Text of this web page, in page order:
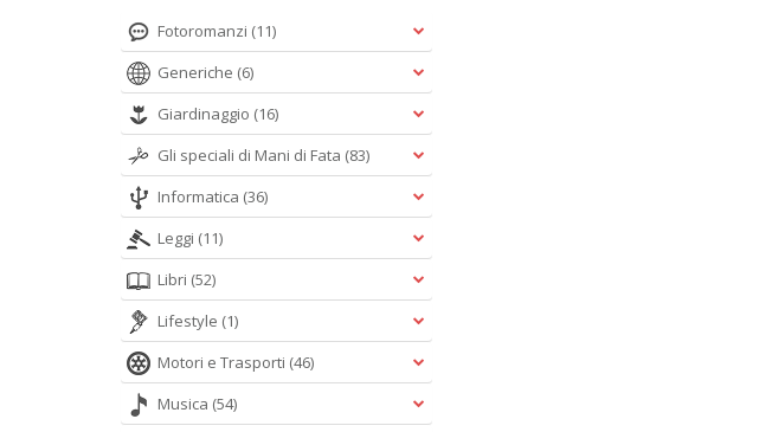
Fotoromanzi (11)
Generiche (6)
Giardinaggio (16)
Gli speciali di Mani di Fata (83)
Informatica (36)
Leggi (11)
Libri (52)
Lifestyle (1)
Motori e Trasporti (46)
Musica (54)